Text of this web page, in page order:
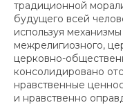
традиционной
будущего всей
используя
межрелигиозного,
церковно-
консолидировано
нравственные
и нравственно